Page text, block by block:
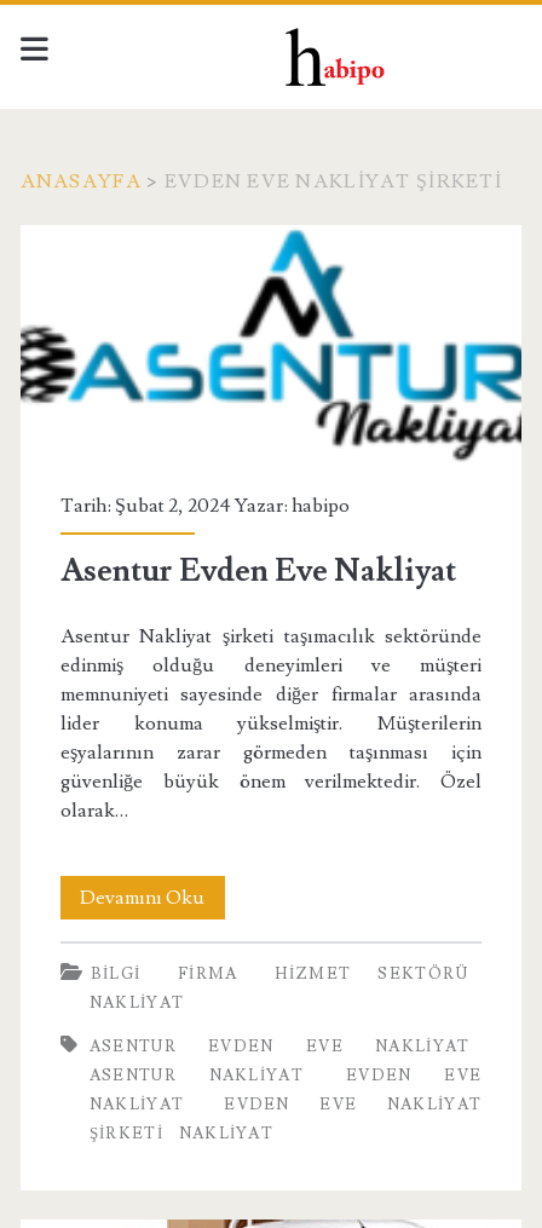
ANASAYFA > EVDEN EVE NAKLIYAT ŞIRKETI
<span>Evden
Eve
Şirketi</span>
Tarih: Şubat 2, 2024 Yazar: habipo
Asentur Evden Eve Nakliyat
Asentur Nakliyat şirketi taşımacılık sektöründe
edinmiş olduğu deneyimleri ve müşteri
memnuniyeti sayesinde diğer firmalar arasında
lider konuma yükselmiştir. Müşterilerin
eşyalarının zarar görmeden taşınması için
güvenliğe büyük önem verilmektedir. Özel
olarak…
Devamını OkuAsentur
Evden
Eve
BILGI FIRMA
HIZMET SEKTÖRÜ
NAKLIYAT
ASENTUR EVDEN EVE NAKLIYAT
ASENTUR NAKLIYAT
EVDEN EVE
NAKLIYAT
EVDEN EVE NAKLIYAT
ŞIRKETI
NAKLIYAT